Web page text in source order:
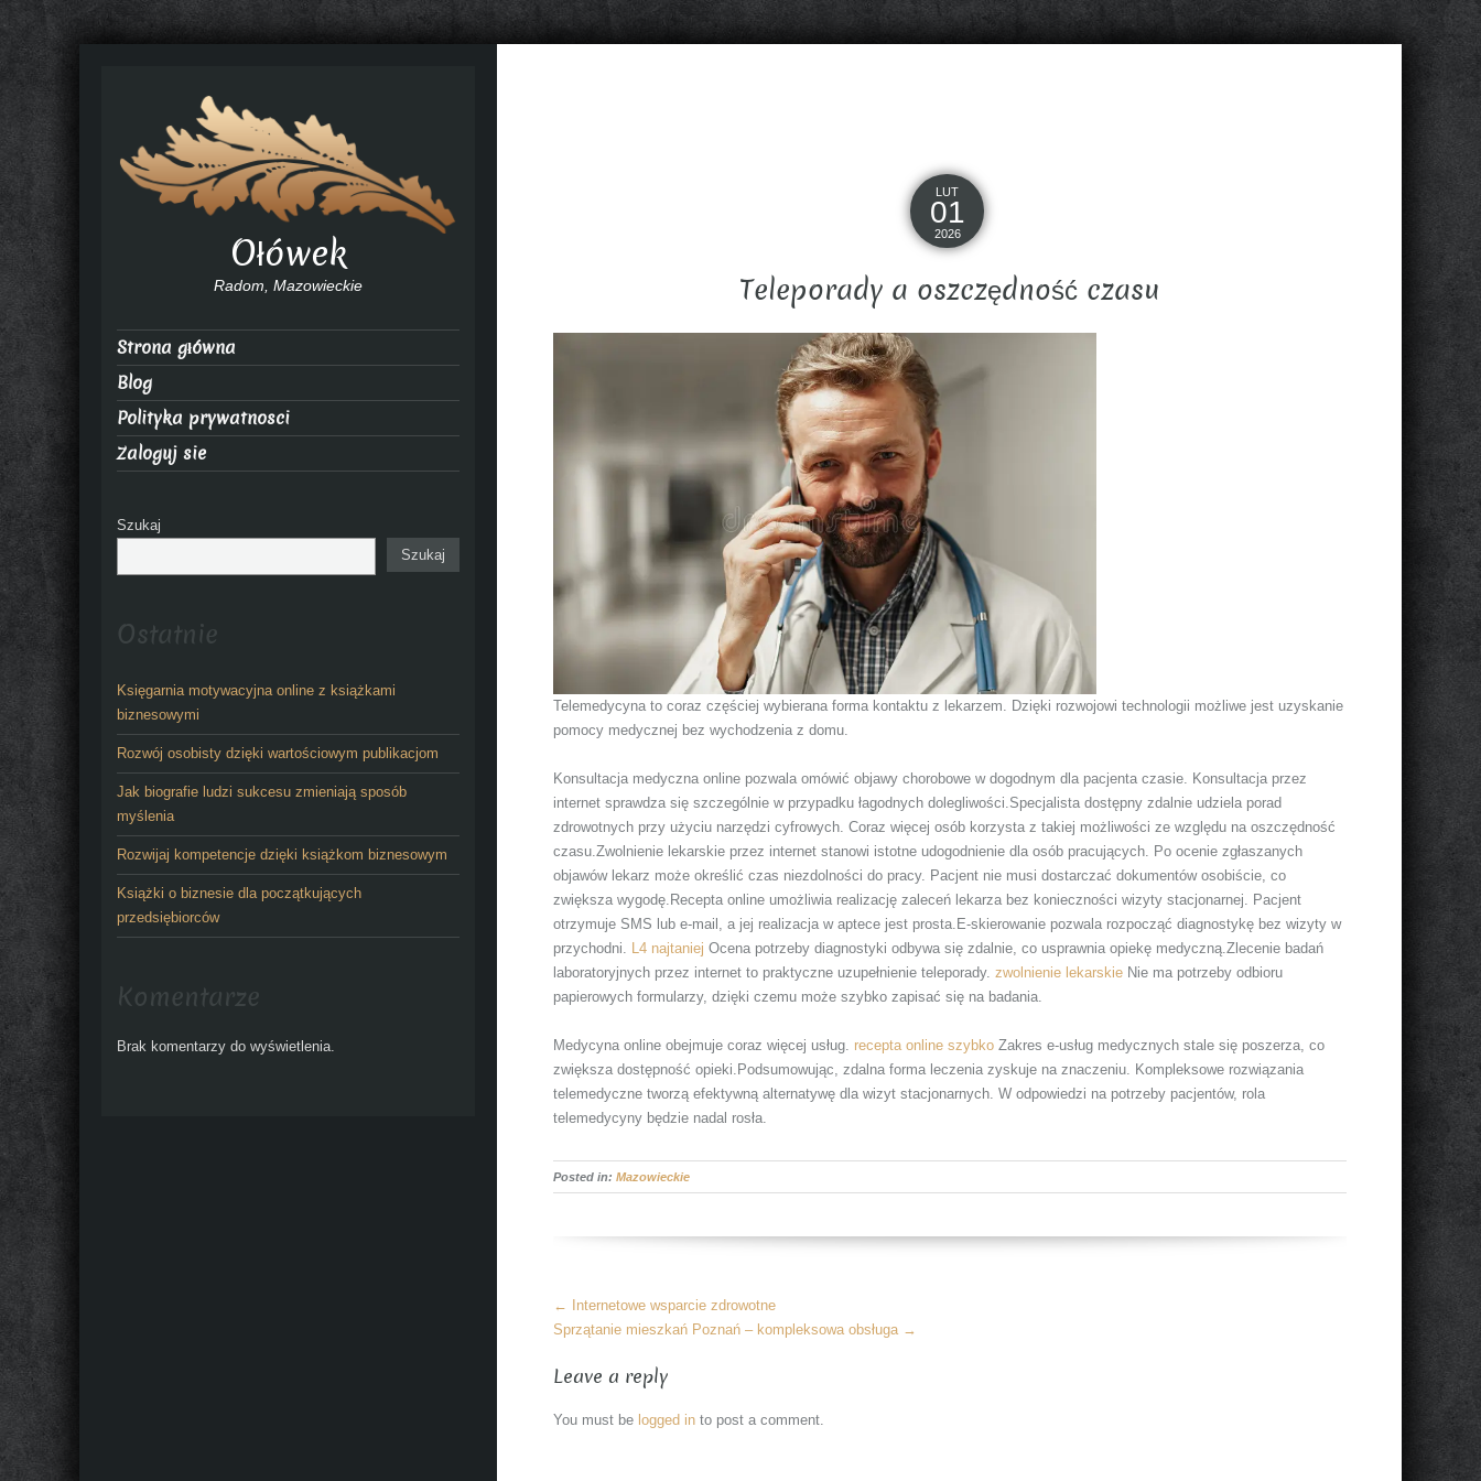
LUT
01
2026
Teleporady a oszczędność czasu
Telemedycyna to coraz częściej wybierana forma kontaktu z lekarzem. Dzięki rozwojowi technologii możliwe jest uzyskanie
pomocy medycznej bez wychodzenia z domu.
Konsultacja medyczna online pozwala omówić objawy chorobowe w dogodnym dla pacjenta czasie. Konsultacja przez
internet sprawdza się szczególnie w przypadku łagodnych dolegliwości.Specjalista dostępny zdalnie udziela porad
zdrowotnych przy użyciu narzędzi cyfrowych. Coraz więcej osób korzysta z takiej możliwości ze względu na oszczędność
czasu.Zwolnienie lekarskie przez internet stanowi istotne udogodnienie dla osób pracujących. Po ocenie zgłaszanych
objawów lekarz może określić czas niezdolności do pracy. Pacjent nie musi dostarczać dokumentów osobiście, co
zwiększa wygodę.Recepta online umożliwia realizację zaleceń lekarza bez konieczności wizyty stacjonarnej. Pacjent
otrzymuje SMS lub e-mail, a jej realizacja w aptece jest prosta.E-skierowanie pozwala rozpocząć diagnostykę bez wizyty w
przychodni. L4 najtaniej Ocena potrzeby diagnostyki odbywa się zdalnie, co usprawnia opiekę medyczną.Zlecenie badań
laboratoryjnych przez internet to praktyczne uzupełnienie teleporady.zwolnienie lekarskie Nie ma potrzeby odbioru
papierowych formularzy, dzięki czemu może szybko zapisać się na badania.
Medycyna online obejmuje coraz więcej usług. recepta online szybko Zakres e-usług medycznych stale się poszerza, co
zwiększa dostępność opieki.Podsumowując, zdalna forma leczenia zyskuje na znaczeniu. Kompleksowe rozwiązania
telemedyczne tworzą efektywną alternatywę dla wizyt stacjonarnych. W odpowiedzi na potrzeby pacjentów, rola
telemedycyny będzie nadal rosła.
Posted in:Mazowieckie
More
Articles
←
Internetowe wsparcie zdrowotne
Sprzątanie mieszkań Poznań – kompleksowa obsługa →
Leave a reply
You must be logged in to post a comment.
Ołówek
Radom, Mazowieckie
Strona główna
Blog
Polityka prywatnosci
Zaloguj sie
Szukaj
Szukaj
Ostatnie
Księgarnia motywacyjna online z książkami
biznesowymi
Rozwój osobisty dzięki wartościowym publikacjom
Jak biografie ludzi sukcesu zmieniają sposób
myślenia
Rozwijaj kompetencje dzięki książkom biznesowym
Książki o biznesie dla początkujących
przedsiębiorców
Komentarze
Brak komentarzy do wyświetlenia.